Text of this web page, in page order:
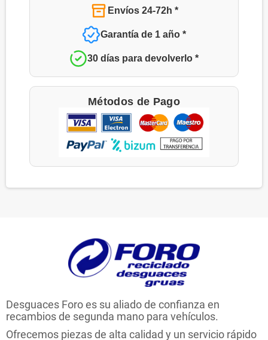
Envíos 24-72h *
Garantía de 1 año *
30 días para devolverlo *
Métodos de Pago
Desguaces Foro es su aliado de confianza en
recambios de segunda mano para vehículos.
Ofrecemos piezas de alta calidad y un servicio rápido